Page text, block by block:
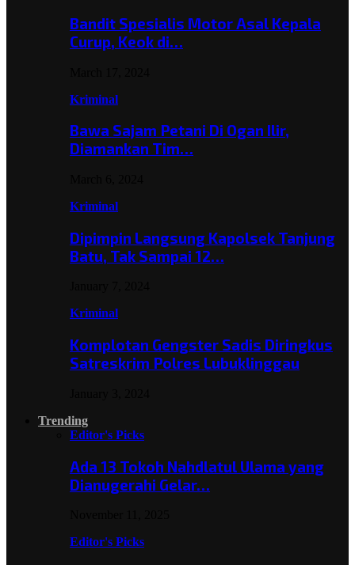
Bandit Spesialis Motor Asal Kepala
Curup, Keok di…
Kriminal
Bawa Sajam Petani Di Ogan Ilir,
Diamankan Tim…
Kriminal
Dipimpin Langsung Kapolsek Tanjung
Batu, Tak Sampai 12…
Kriminal
Komplotan Gengster Sadis Diringkus
Satreskrim Polres Lubuklinggau
Trending
Editor's Picks
Ada 13 Tokoh Nahdlatul Ulama yang
Dianugerahi Gelar…
Editor's Picks